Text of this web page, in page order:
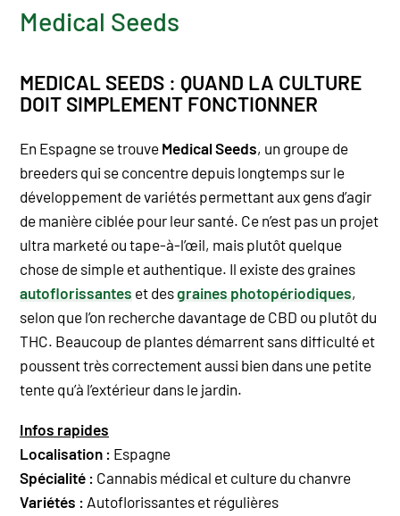
Medical Seeds
MEDICAL SEEDS : QUAND LA CULTURE
DOIT SIMPLEMENT FONCTIONNER
En Espagne se trouve Medical Seeds, un groupe de
breeders qui se concentre depuis longtemps sur le
développement de variétés permettant aux gens d’agir
de manière ciblée pour leur santé. Ce n’est pas un projet
ultra marketé ou tape-à-l’œil, mais plutôt quelque
chose de simple et authentique. Il existe des graines
autoflorissantes et desgraines photopériodiques,
selon que l’on recherche davantage de CBD ou plutôt du
THC. Beaucoup de plantes démarrent sans difficulté et
poussent très correctement aussi bien dans une petite
tente qu’à l’extérieur dans le jardin.
Infos rapides
Localisation : Espagne
Spécialité : Cannabis médical et culture du chanvre
Variétés : Autoflorissantes et régulières